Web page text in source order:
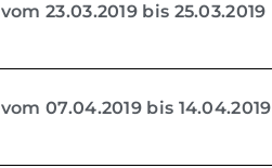
vom 23.03.2019 bis 25.03.2019
vom 07.04.2019 bis 14.04.2019